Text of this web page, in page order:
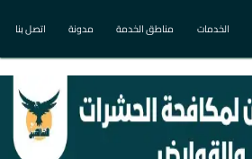
الخدمات مناطق الخدمة مدونة اتصل بنا